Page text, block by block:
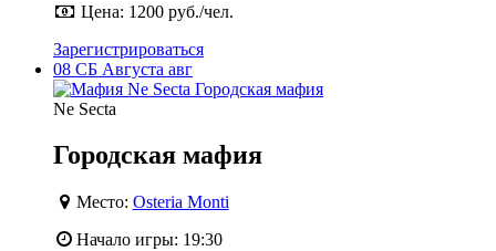
Цена: 1200 руб./чел.
Зарегистрироваться
08 СБ Августа авг
Ne Secta
Городская мафия
Место: Osteria Monti
Начало игры: 19:30